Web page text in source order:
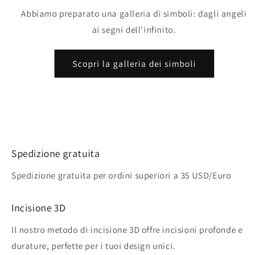
Abbiamo preparato una galleria di simboli: dagli angeli
ai segni dell'infinito.
Scopri la galleria dei simboli
Spedizione gratuita
Spedizione gratuita per ordini superiori a 35 USD/Euro
Incisione 3D
Il nostro metodo di incisione 3D offre incisioni profonde e
durature, perfette per i tuoi design unici.